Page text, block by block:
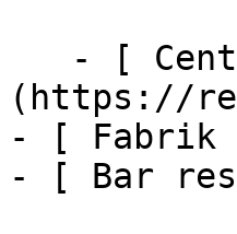
(https://
- [
- [ Bar